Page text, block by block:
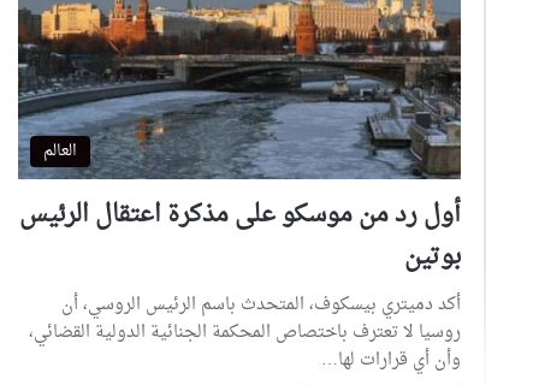
العالم
أول رد من موسكو على مذكرة اعتقال الرئيس
بوتين
أكد دميتري بيسكوف، المتحدث باسم الرئيس الروسي، أن
روسيا لا تعترف باختصاص المحكمة الجنائية الدولية القضائي،
وأن أي قرارات لها…